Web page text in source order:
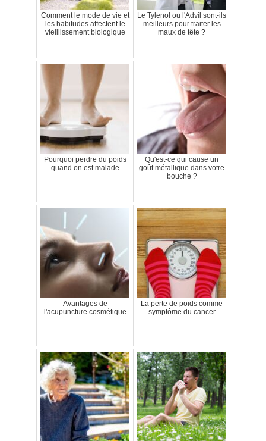
Comment le mode de vie et
les habitudes affectent le
vieillissement biologique
Le Tylenol ou l'Advil sont-ils
meilleurs pour traiter les
maux de tête ?
Pourquoi perdre du poids
quand on est malade
Qu'est-ce qui cause un
goût métallique dans votre
bouche ?
Avantages de
l'acupuncture cosmétique
La perte de poids comme
symptôme du cancer